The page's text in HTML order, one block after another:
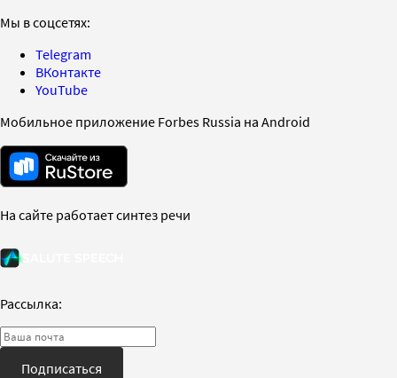
Мы в соцсетях:
Telegram
ВКонтакте
YouTube
Мобильное приложение Forbes Russia на Android
На сайте работает синтез речи
Рассылка:
Подписаться